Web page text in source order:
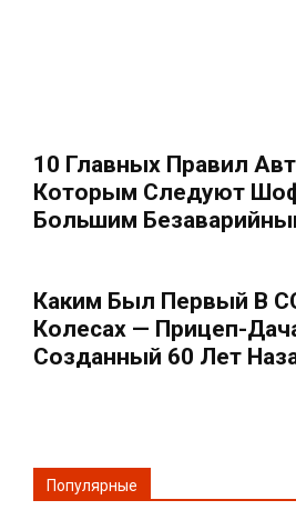
10 Главных Правил
Которым Следуют
Большим
Каким Был Первый В
Колесах — Прицеп-
Созданный 60 Лет
Популярные